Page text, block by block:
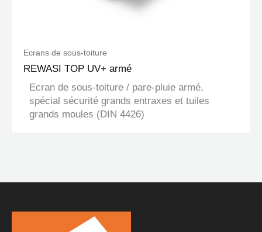
Ecrans de sous-toiture
REWASI TOP UV+ armé
Ecran de sous-toiture / pare-pluie armé,
spécial sécurité grands entraxes et tuiles
grands moules (DIN 4426)